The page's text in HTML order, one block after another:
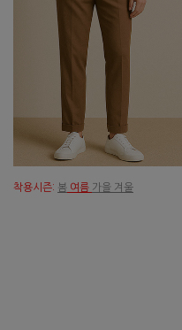
착용시즌: 봄 여름 가을 겨울